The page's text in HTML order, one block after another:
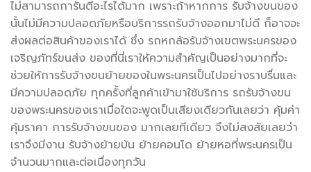
ไม่สามารถการันตีอะไรได้มาก เพราะถ้าหากการ รับจ้างขนของ
นั้นไม่มีความปลอดภัยหรือบริการรถรับจ้างออกมาไม่ดี ก็อาจจะ
ส่งผลต่อสินค้าของเราได้ ซึ่ง รถหกล้อรับจ้างเขตพระนครของ
เจริญภัทร์ขนส่ง ของที่นี่เราให้ความสำคัญเป็นอย่างมากที่จะ
ช่วยให้การรับจ้างขนย้ายของในพระนครเป็นไปอย่างราบรื่นและ
มีความปลอดภัย ทุกครั้งที่ลูกค้าเข้ามาใช้บริการ รถรับจ้างขน
ของพระนครของเราเมื่อใดจะพูดเป็นเสียงเดียวกันเลยว่า คุ้มค่า
คุ้มราคา การรับจ้างขนของ มากเลยทีเดียว จึงไม่สงสัยเลยว่า
เราจึงมีงาน รับจ้างย้ายบ้น ย้ายคอนโด ย้ายหอที่พระนครเป็น
จำนวนมากและต่อเนื่องทุกวัน